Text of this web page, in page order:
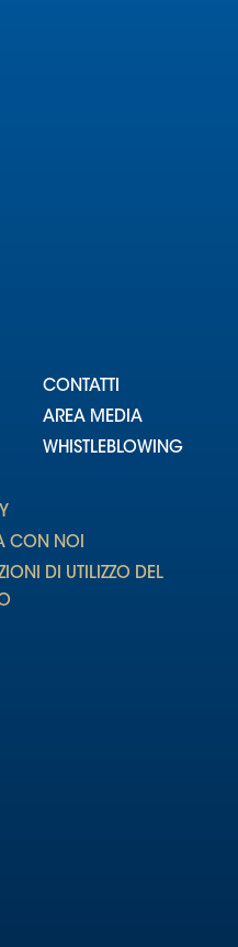
CONTATTI
AREA MEDIA
WHISTLEBLOWING
CON NOI
DI UTILIZZO DEL